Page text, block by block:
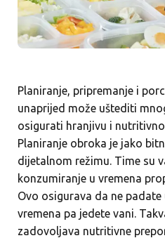
Planiranje, pripremanje i
unaprijed može uštediti
osigurati hranjivu i
Planiranje obroka je jako
dijetalnom režimu. Time su
konzumiranje u vremena
Ovo osigurava da ne
vremena pa jedete vani.
zadovoljava nutritivne